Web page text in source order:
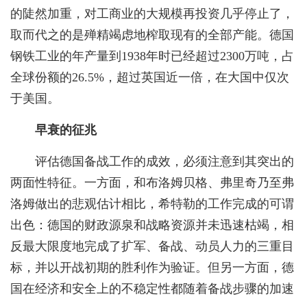
的陡然加重，对工商业的大规模再投资几乎停止了，
取而代之的是殚精竭虑地榨取现有的全部产能。德国
钢铁工业的年产量到1938年时已经超过2300万吨，占
全球份额的26.5%，超过英国近一倍，在大国中仅次
于美国。
早衰的征兆
评估德国备战工作的成效，必须注意到其突出的
两面性特征。一方面，和布洛姆贝格、弗里奇乃至弗
洛姆做出的悲观估计相比，希特勒的工作完成的可谓
出色：德国的财政源泉和战略资源并未迅速枯竭，相
反最大限度地完成了扩军、备战、动员人力的三重目
标，并以开战初期的胜利作为验证。但另一方面，德
国在经济和安全上的不稳定性都随着备战步骤的加速